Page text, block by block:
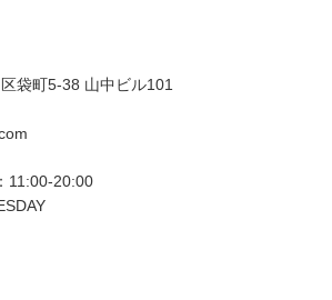
袋町5-38 山中ビル101
11:00-20:00